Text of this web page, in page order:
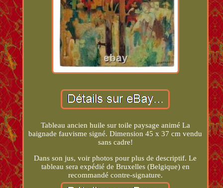
Tableau ancien huile sur toile paysage animé La
baignade fauvisme signé. Dimension 45 x 37 cm vendu
sans cadre!
Dans son jus, voir photos pour plus de descriptif. Le
tableau sera expédié de Bruxelles (Belgique) en
recommandé contre-signature.